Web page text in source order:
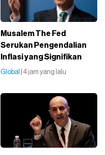
Musalem The Fed
Serukan Pengendalian
Inflasi yang Signifikan
Global | 4 jam yang lalu